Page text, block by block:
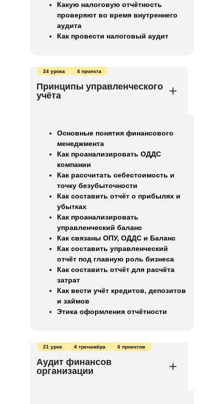
Какую налоговую отчётность
проверяют во время внутреннего
аудита
Как провести налоговый аудит
Принципы управленческого
учёта
24 урока 4 проекта
Основные понятия финансового
менеджмента
Как проанализировать ОДДС
компании
Как рассчитать себестоимость и
точку безубыточности
Как составить отчёт о прибылях и
убытках
Как проанализировать
управленческий баланс
Как связаны ОПУ, ОДДС и Баланс
Как составить управленческий
отчёт под главную роль бизнеса
Как составить отчёт для расчёта
затрат
Как вести учёт кредитов, депозитов
и займов
Этика оформления отчётности
Аудит финансов
организации
21 урок 4 тренажёра 6 проектов